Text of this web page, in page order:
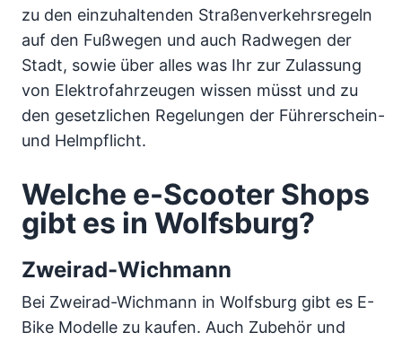
zu den einzuhaltenden Straßenverkehrsregeln
auf den Fußwegen und auch Radwegen der
Stadt, sowie über alles was Ihr zur Zulassung
von Elektrofahrzeugen wissen müsst und zu
den gesetzlichen Regelungen der Führerschein-
und Helmpflicht.
Welche e-Scooter Shops
gibt es in Wolfsburg?
Zweirad-Wichmann
Bei Zweirad-Wichmann in Wolfsburg gibt es E-
Bike Modelle zu kaufen. Auch Zubehör und